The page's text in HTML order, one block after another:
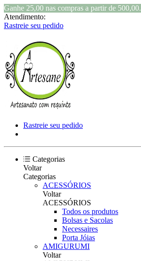
Ganhe 25,00 nas compras a partir de 500,00.
Atendimento:
Rastreie seu pedido
Rastreie seu pedido
Categorias
Voltar
Categorias
ACESSÓRIOS
Voltar
ACESSÓRIOS
Todos os produtos
Bolsas e Sacolas
Necessaires
Porta Jóias
AMIGURUMI
Voltar